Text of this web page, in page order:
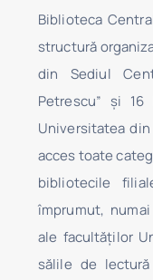
Biblioteca
structură
din Sediul
Petrescu” şi
Universitatea
acces toate
bibliotecile
împrumut,
ale facultăților
sălile de